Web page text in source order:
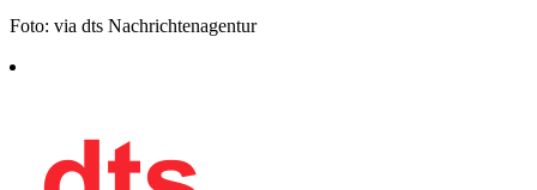
Foto: via dts Nachrichtenagentur